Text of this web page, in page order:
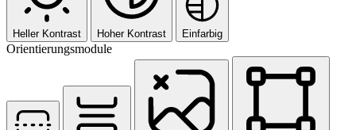
Heller Kontrast Hoher Kontrast Einfarbig
Orientierungsmodule